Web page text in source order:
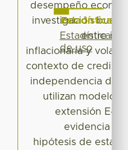
desempeño
investigación
entre
inflacionaria y
contexto de
independencia del
utilizan modelos
extensión E-
evidencia
hipótesis de
Estadísticas
Estadísticas
de uso